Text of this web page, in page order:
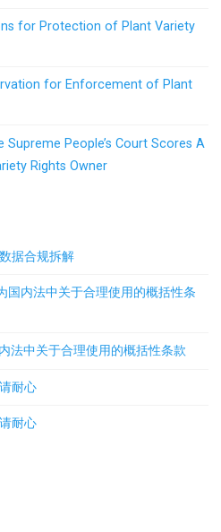
for Protection of Plant Variety
for Enforcement of Plant
People’s Court Scores A
Rights Owner
据合规拆解
国内法中关于合理使用的概括性条
法中关于合理使用的概括性条款
耐心
耐心